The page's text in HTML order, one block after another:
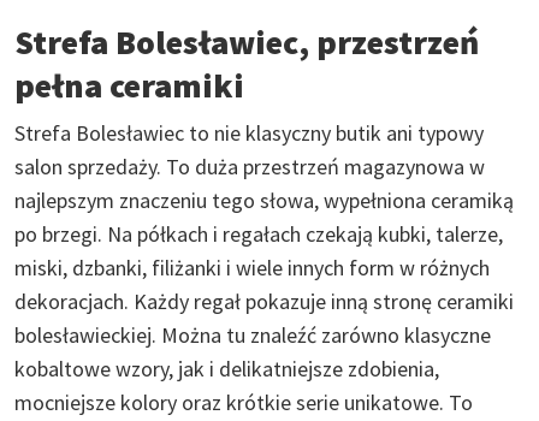
Strefa Bolesławiec, przestrzeń
pełna ceramiki
Strefa Bolesławiec to nie klasyczny butik ani typowy
salon sprzedaży. To duża przestrzeń magazynowa w
najlepszym znaczeniu tego słowa, wypełniona ceramiką
po brzegi. Na półkach i regałach czekają kubki, talerze,
miski, dzbanki, filiżanki i wiele innych form w różnych
dekoracjach. Każdy regał pokazuje inną stronę ceramiki
bolesławieckiej. Można tu znaleźć zarówno klasyczne
kobaltowe wzory, jak i delikatniejsze zdobienia,
mocniejsze kolory oraz krótkie serie unikatowe. To